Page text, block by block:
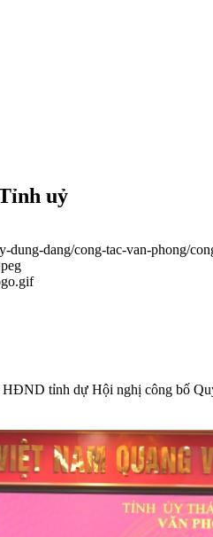
uỷ
dung-dang/cong-tac-van-phong/
tỉnh dự Hội nghị công bố